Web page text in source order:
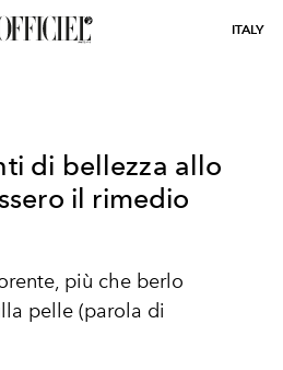
ITALY
di bellezza allo
il rimedio
più che berlo
pelle (parola di